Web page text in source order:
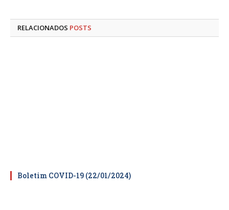
RELACIONADOS POSTS
Boletim COVID-19 (22/01/2024)